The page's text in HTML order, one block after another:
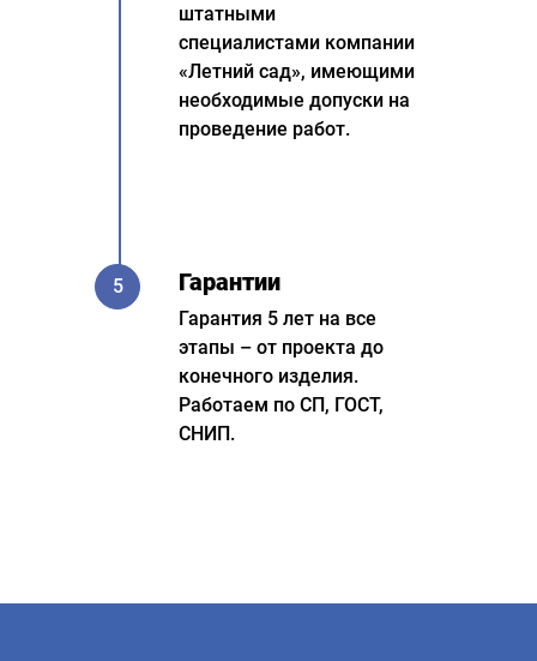
штатными
специалистами компании
«Летний сад», имеющими
необходимые допуски на
проведение работ.
5 Гарантии
Гарантия 5 лет на все
этапы – от проекта до
конечного изделия.
Работаем по СП, ГОСТ,
СНИП.